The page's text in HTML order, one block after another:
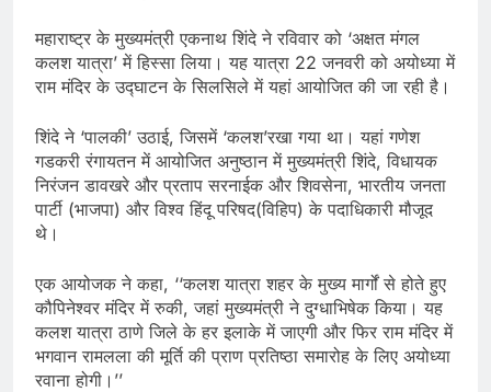
महाराष्ट्र के मुख्यमंत्री एकनाथ शिंदे ने रविवार को ‘अक्षत मंगल
कलश यात्रा’ में हिस्सा लिया। यह यात्रा 22 जनवरी को अयोध्या में
राम मंदिर के उद्घाटन के सिलसिले में यहां आयोजित की जा रही है।
शिंदे ने ‘पालकी’ उठाई, जिसमें ‘कलश’रखा गया था। यहां गणेश
गडकरी रंगायतन में आयोजित अनुष्ठान में मुख्यमंत्री शिंदे, विधायक
निरंजन डावखरे और प्रताप सरनाईक और शिवसेना, भारतीय जनता
पार्टी (भाजपा) और विश्व हिंदू परिषद(विहिप) के पदाधिकारी मौजूद
थे।
एक आयोजक ने कहा, ‘‘कलश यात्रा शहर के मुख्य मार्गों से होते हुए
कौपिनेश्वर मंदिर में रुकी, जहां मुख्यमंत्री ने दुग्धाभिषेक किया। यह
कलश यात्रा ठाणे जिले के हर इलाके में जाएगी और फिर राम मंदिर में
भगवान रामलला की मूर्ति की प्राण प्रतिष्ठा समारोह के लिए अयोध्या
रवाना होगी।’’